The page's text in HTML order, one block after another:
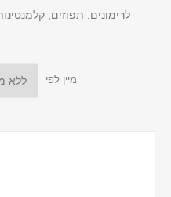
לרימונים, תפוזים,
מיין לפי